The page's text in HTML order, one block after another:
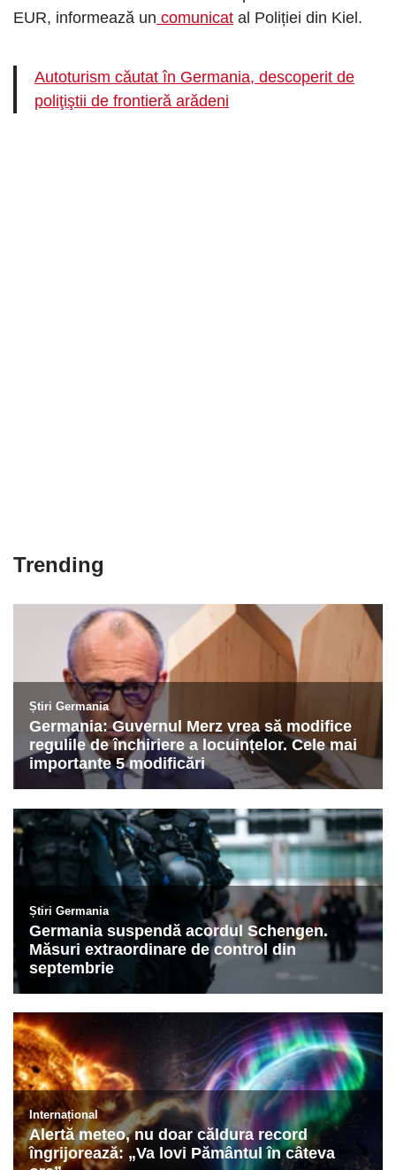
EUR, informează un comunicat al Poliției din Kiel.
Autoturism căutat în Germania, descoperit de
poliţiştii de frontieră arădeni
Trending